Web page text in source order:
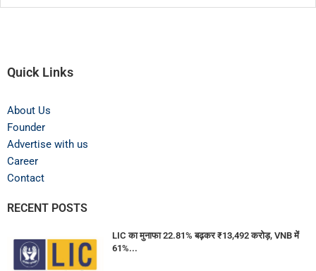
Quick Links
About Us
Founder
Advertise with us
Career
Contact
RECENT POSTS
LIC का मुनाफा 22.81% बढ़कर ₹13,492 करोड़, VNB में
61%...